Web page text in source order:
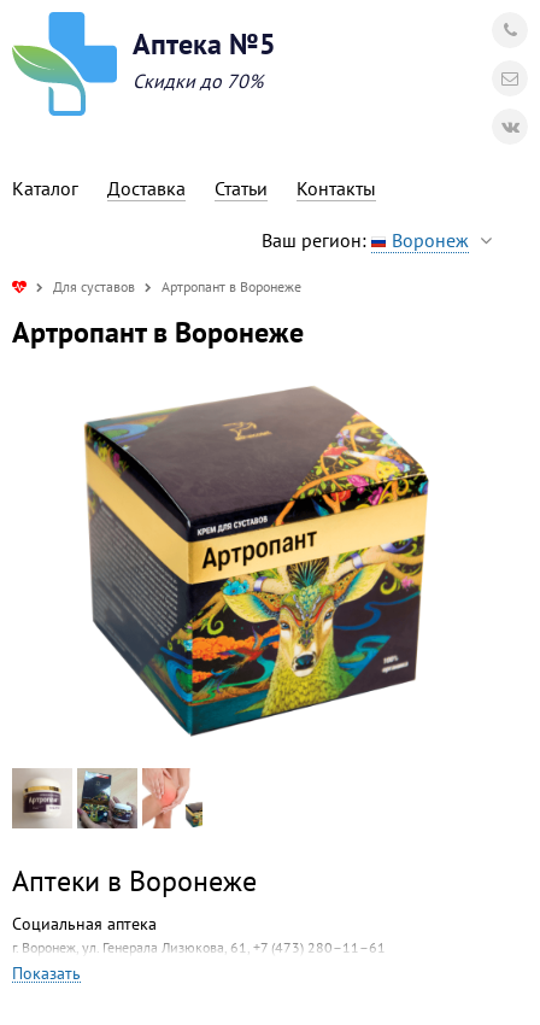
Аптека №5
Скидки до 70%
Каталог Доставка Статьи Контакты
Ваш регион: Воронеж
Для суставов Артропант в Воронеже
Артропант в Воронеже
Аптеки в Воронеже
Социальная аптека
г. Воронеж, ул. Генерала Лизюкова, 61, +7 (473) 280–11–61
Здоровый Город
Показать